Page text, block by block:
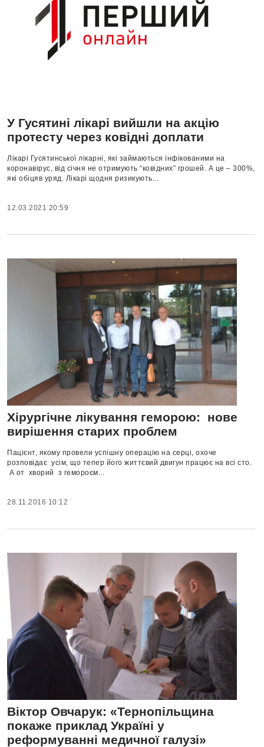
У Гусятині лікарі вийшли на акцію
протесту через ковідні доплати
Лікарі Гусятинської лікарні, які займаються інфікованими на
коронавірус, від січня не отримують “ковідних” грошей. А це – 300%,
які обіцяв уряд. Лікарі щодня ризикують...
12.03.2021 20:59
Хірургічне лікування геморою: нове
вирішення старих проблем
Пацієнт, якому провели успішну операцію на серці, охоче
розповідає усім, що тепер його життєвий двигун працює на всі сто.
А от хворий з гемороєм...
28.11.2016 10:12
Віктор Овчарук: «Тернопільщина
покаже приклад Україні у
реформуванні медичної галузі»